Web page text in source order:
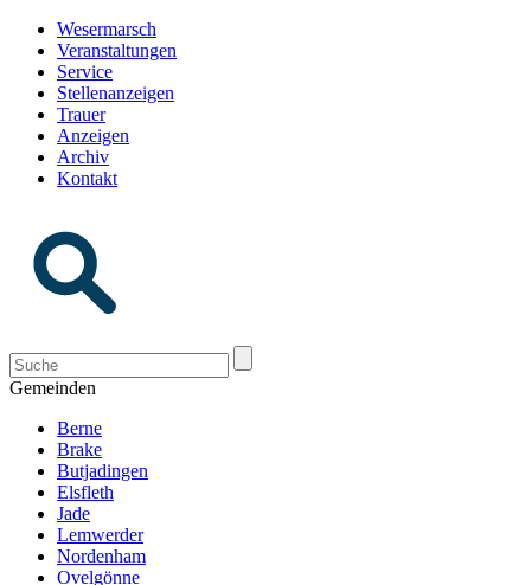
Wesermarsch
Veranstaltungen
Service
Stellenanzeigen
Trauer
Anzeigen
Archiv
Kontakt
Gemeinden
Berne
Brake
Butjadingen
Elsfleth
Jade
Lemwerder
Nordenham
Ovelgönne